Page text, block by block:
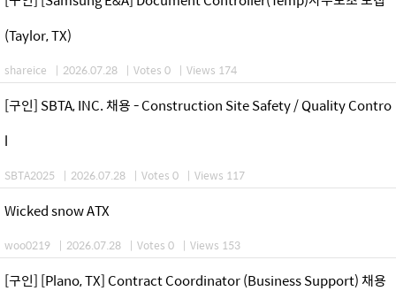
(Taylor, TX)
shareice | 2026.07.28 | Votes 0 | Views 174
[구인] SBTA, INC. 채용 - Construction Site Safety / Quality Contro
l
SBTA2025 | 2026.07.28 | Votes 0 | Views 117
Wicked snow ATX
woo0219 | 2026.07.28 | Votes 0 | Views 153
[구인] [Plano, TX] Contract Coordinator (Business Support) 채용